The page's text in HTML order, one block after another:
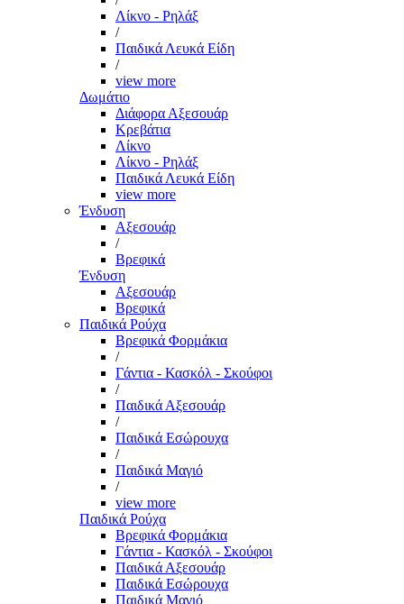
Λίκνο - Ρηλάξ
/
Παιδικά Λευκά Είδη
/
view more
Δωμάτιο
Διάφορα Αξεσουάρ
Κρεβάτια
Λίκνο
Λίκνο - Ρηλάξ
Παιδικά Λευκά Είδη
view more
Ένδυση
Αξεσουάρ
/
Βρεφικά
Ένδυση
Αξεσουάρ
Βρεφικά
Παιδικά Ρούχα
Βρεφικά Φορμάκια
/
Γάντια - Κασκόλ - Σκούφοι
/
Παιδικά Αξεσουάρ
/
Παιδικά Εσώρουχα
/
Παιδικά Μαγιό
/
view more
Παιδικά Ρούχα
Βρεφικά Φορμάκια
Γάντια - Κασκόλ - Σκούφοι
Παιδικά Αξεσουάρ
Παιδικά Εσώρουχα
Παιδικά Μαγιό